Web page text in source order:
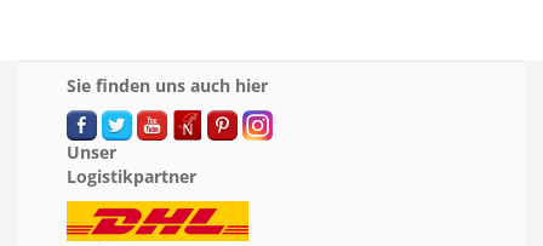
Sie finden uns auch hier
Unser
Logistikpartner